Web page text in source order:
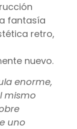
fantasía
retro,
nuevo.
enorme,
mismo
uno